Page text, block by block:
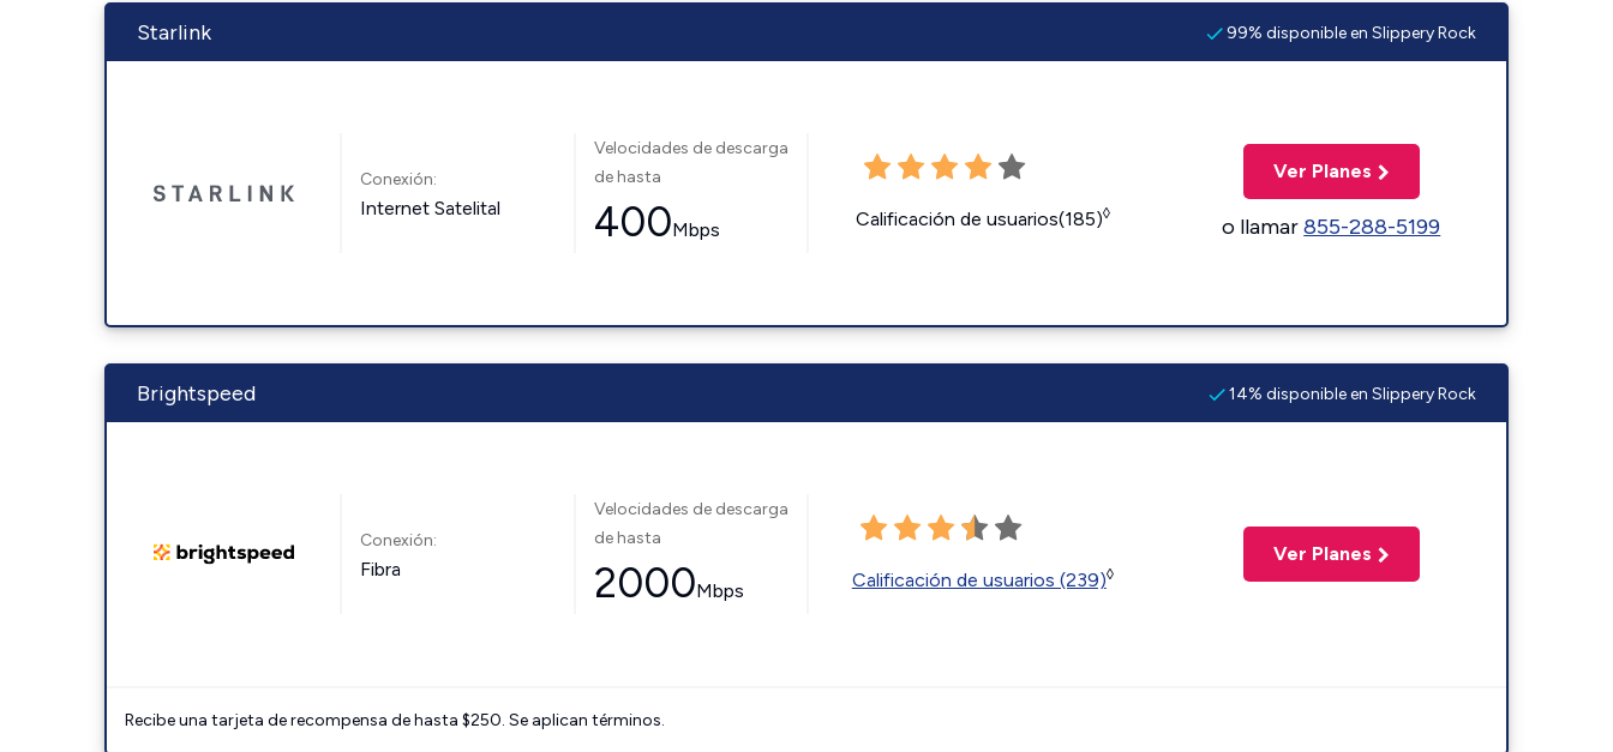
Starlink 99% disponible en Slippery Rock
Conexión:
Internet Satelital
Velocidades de descarga
de hasta
400Mbps Calificación de usuarios(185)◊
Ver Planes
o llamar855-288-5199
Brightspeed 14% disponible en Slippery Rock
Conexión:
Fibra
Velocidades de descarga
de hasta
2000Mbps Calificación de usuarios (239)◊
Ver Planes
Recibe una tarjeta de recompensa de hasta $250. Se aplican términos.